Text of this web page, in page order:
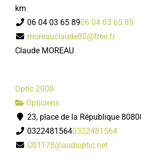
km
06 04 03 65 8906 04 03 65 89
moreauclaude80@free.fr
Claude MOREAU
Optic 2000
Opticiens
23, place de la République
03224815640322481564
C01178@audioptic.net